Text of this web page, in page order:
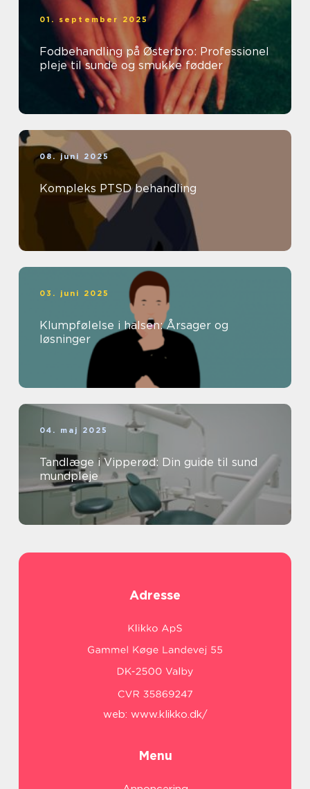
01. september 2025
Fodbehandling på Østerbro: Professionel
pleje til sunde og smukke fødder
08. juni 2025
Kompleks PTSD behandling
03. juni 2025
Klumpfølelse i halsen: Årsager og
løsninger
04. maj 2025
Tandlæge i Vipperød: Din guide til sund
mundpleje
Adresse
web: www.klikko.dk/
Menu